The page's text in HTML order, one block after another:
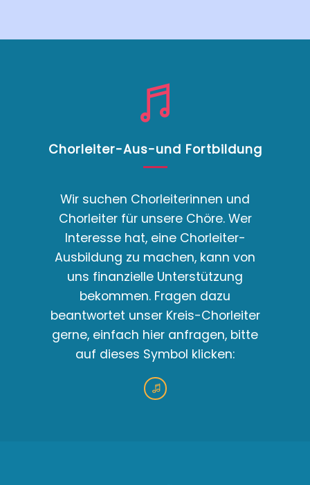
Chorleiter-Aus-und Fortbildung
Wir suchen Chorleiterinnen und
Chorleiter für unsere Chöre. Wer
Interesse hat, eine Chorleiter-
Ausbildung zu machen, kann von
uns finanzielle Unterstützung
bekommen. Fragen dazu
beantwortet unser Kreis-Chorleiter
gerne, einfach hier anfragen, bitte
auf dieses Symbol klicken: